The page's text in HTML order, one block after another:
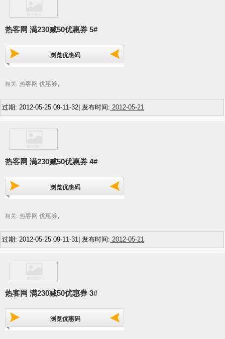
热客网 满230减50优惠券 5#
浏览优惠码
相关: 热客网 优惠券 ,
过期: 2012-05-25 09-11-32| 发布时间: 2012-05-21
热客网 满230减50优惠券 4#
浏览优惠码
相关: 热客网 优惠券
过期: 2012-05-25 09-11-31| 发布时间: 2012-05-21
热客网 满230减50优惠券 3#
浏览优惠码